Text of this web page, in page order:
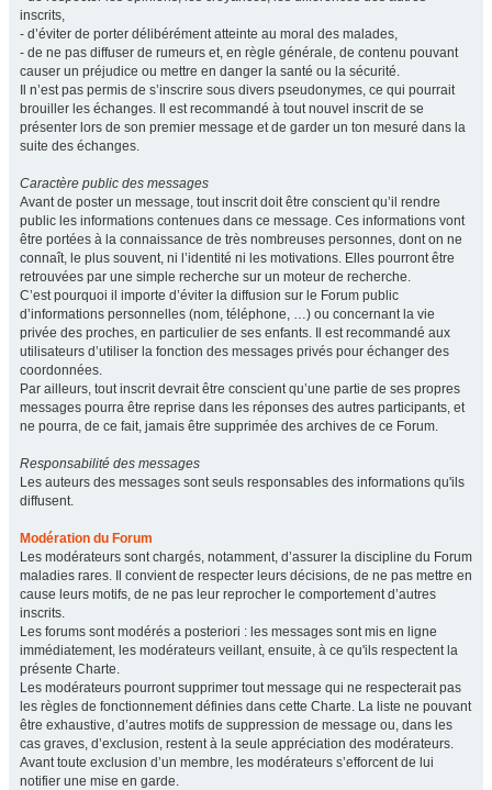
inscrits,
- d’éviter de porter délibérément atteinte au moral des malades,
- de ne pas diffuser de rumeurs et, en règle générale, de contenu pouvant
causer un préjudice ou mettre en danger la santé ou la sécurité.
Il n’est pas permis de s’inscrire sous divers pseudonymes, ce qui pourrait
brouiller les échanges. Il est recommandé à tout nouvel inscrit de se
présenter lors de son premier message et de garder un ton mesuré dans la
suite des échanges.
Caractère public des messages
Avant de poster un message, tout inscrit doit être conscient qu’il rendre
public les informations contenues dans ce message. Ces informations vont
être portées à la connaissance de très nombreuses personnes, dont on ne
connaît, le plus souvent, ni l’identité ni les motivations. Elles pourront être
retrouvées par une simple recherche sur un moteur de recherche.
C’est pourquoi il importe d’éviter la diffusion sur le Forum public
d’informations personnelles (nom, téléphone, …) ou concernant la vie
privée des proches, en particulier de ses enfants. Il est recommandé aux
utilisateurs d’utiliser la fonction des messages privés pour échanger des
coordonnées.
Par ailleurs, tout inscrit devrait être conscient qu’une partie de ses propres
messages pourra être reprise dans les réponses des autres participants, et
ne pourra, de ce fait, jamais être supprimée des archives de ce Forum.
Responsabilité des messages
Les auteurs des messages sont seuls responsables des informations qu'ils
diffusent.
Modération du Forum
Les modérateurs sont chargés, notamment, d’assurer la discipline du Forum
maladies rares. Il convient de respecter leurs décisions, de ne pas mettre en
cause leurs motifs, de ne pas leur reprocher le comportement d’autres
inscrits.
Les forums sont modérés a posteriori : les messages sont mis en ligne
immédiatement, les modérateurs veillant, ensuite, à ce qu'ils respectent la
présente Charte.
Les modérateurs pourront supprimer tout message qui ne respecterait pas
les règles de fonctionnement définies dans cette Charte. La liste ne pouvant
être exhaustive, d’autres motifs de suppression de message ou, dans les
cas graves, d’exclusion, restent à la seule appréciation des modérateurs.
Avant toute exclusion d’un membre, les modérateurs s’efforcent de lui
notifier une mise en garde.